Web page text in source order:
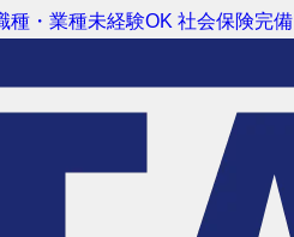
種・業種未経験OK 社会保険完備